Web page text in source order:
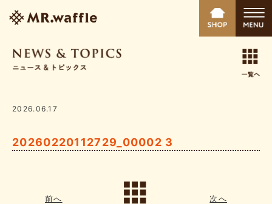
2026.06.17
20260220112729_00002 3
前へ 次へ